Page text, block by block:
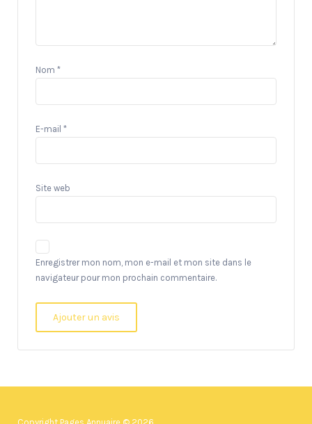
Nom *
E-mail *
Site web
Enregistrer mon nom, mon e-mail et mon site dans le
navigateur pour mon prochain commentaire.